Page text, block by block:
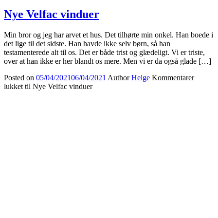
Nye Velfac vinduer
Min bror og jeg har arvet et hus. Det tilhørte min onkel. Han boede i
det lige til det sidste. Han havde ikke selv børn, så han
testamenterede alt til os. Det er både trist og glædeligt. Vi er triste,
over at han ikke er her blandt os mere. Men vi er da også glade […]
Posted on 05/04/202106/04/2021 Author Helge Kommentarer
lukket til Nye Velfac vinduer